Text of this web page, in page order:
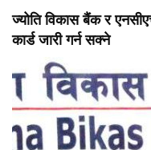
ज्योति विकास बैंक र
कार्ड जारी गर्न सक्ने